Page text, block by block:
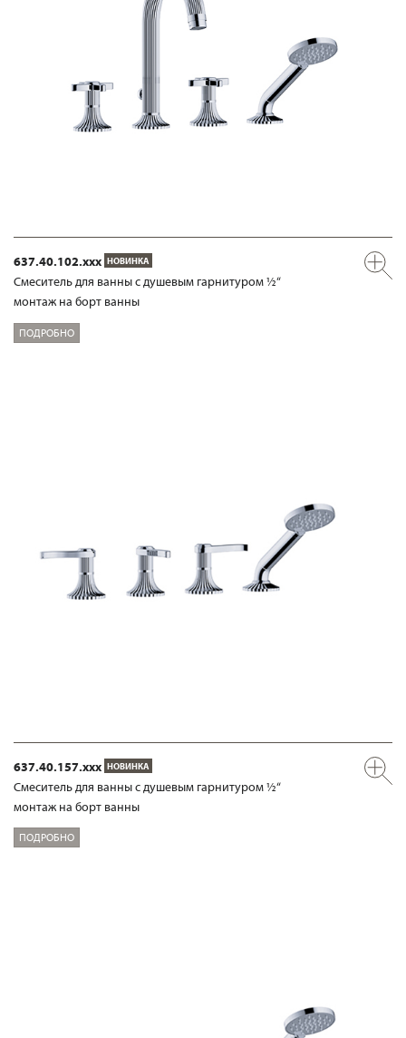
637.40.102.xxx НОВИНКА
Смеситель для ванны с душевым гарнитуром ½“
монтаж на борт ванны
ПОДРОБНО
637.40.157.xxx НОВИНКА
Смеситель для ванны с душевым гарнитуром ½“
монтаж на борт ванны
ПОДРОБНО